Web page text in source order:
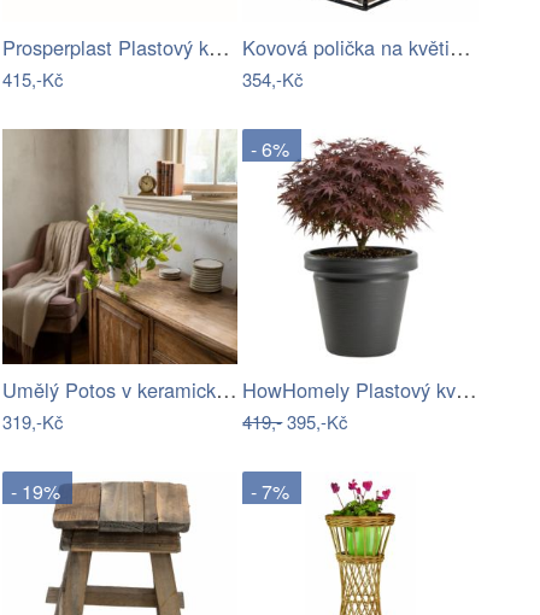
Prosperplast Plastový květináč s…
415,-Kč
Kovová polička na květiny ve tvaru…
354,-Kč
Umělý Potos v keramickém květináči
319,-Kč
- 6%
HowHomely Plastový květináč Riflo 40x46…
419,-395,-Kč
- 19% - 7%